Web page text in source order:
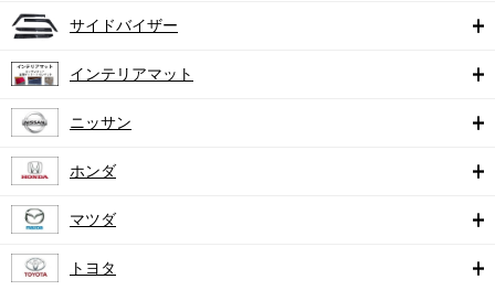
サイドバイザー
インテリアマット
ニッサン
ホンダ
マツダ
トヨタ